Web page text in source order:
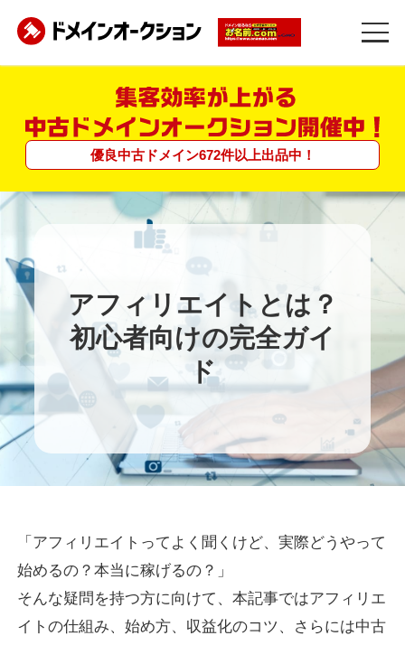
優良中古ドメイン672件以上出品中！
アフィリエイトとは？
初心者向けの完全ガイ
ド
「アフィリエイトってよく聞くけど、実際どうやって
始めるの？本当に稼げるの？」
そんな疑問を持つ方に向けて、本記事ではアフィリエ
イトの仕組み、始め方、収益化のコツ、さらには中古